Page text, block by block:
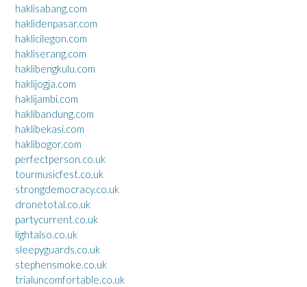
haklisabang.com
haklidenpasar.com
haklicilegon.com
hakliserang.com
haklibengkulu.com
haklijogja.com
haklijambi.com
haklibandung.com
haklibekasi.com
haklibogor.com
perfectperson.co.uk
tourmusicfest.co.uk
strongdemocracy.co.uk
dronetotal.co.uk
partycurrent.co.uk
lightalso.co.uk
sleepyguards.co.uk
stephensmoke.co.uk
trialuncomfortable.co.uk